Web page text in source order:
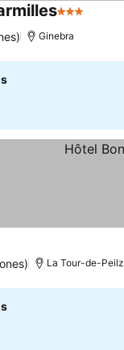
3 Estrellas
Ginebra
La Tour-de-Peilz